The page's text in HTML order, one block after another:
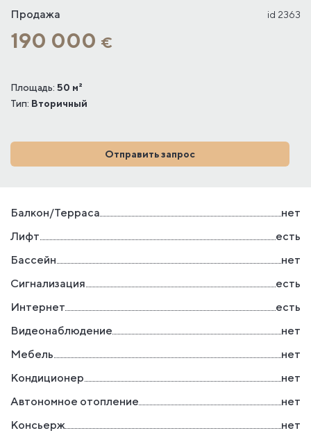
Продажа id 2363
190 000 €
Площадь: 50 м²
Тип: Вторичный
Отправить запрос
Балкон/Терраса
нет
Лифт
есть
Бассейн
нет
Сигнализация
есть
Интернет
есть
Видеонаблюдение
нет
Мебель
нет
Кондиционер
нет
Автономное отопление
нет
Консьерж
нет